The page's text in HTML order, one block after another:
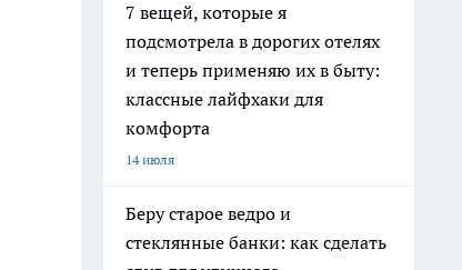
7 вещей, которые я
подсмотрела в дорогих отелях
и теперь применяю их в быту:
классные лайфхаки для
комфорта
14 июля
Беру старое ведро и
стеклянные банки: как сделать